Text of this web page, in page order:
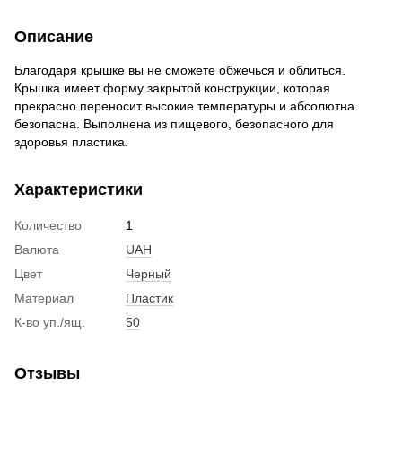
Описание
Благодаря крышке вы не сможете обжечься и облиться.
Крышка имеет форму закрытой конструкции, которая
прекрасно переносит высокие температуры и абсолютна
безопасна. Выполнена из пищевого, безопасного для
здоровья пластика.
Характеристики
Количество
1
Валюта
UAH
Цвет
Черный
Материал
Пластик
К-во уп./ящ.
50
Отзывы